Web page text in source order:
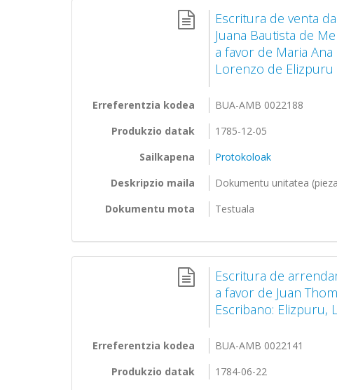
Escritura de venta
Juana Bautista de
a favor de Maria
Lorenzo de Elizpuru
Erreferentzia kodea
BUA-AMB 0022188
Produkzio datak
1785-12-05
Sailkapena
Protokoloak
Deskripzio maila
Dokumentu unitatea
Dokumentu mota
Testuala
Escritura de
a favor de Juan
Escribano: Elizpuru,
Erreferentzia kodea
BUA-AMB 0022141
Produkzio datak
1784-06-22